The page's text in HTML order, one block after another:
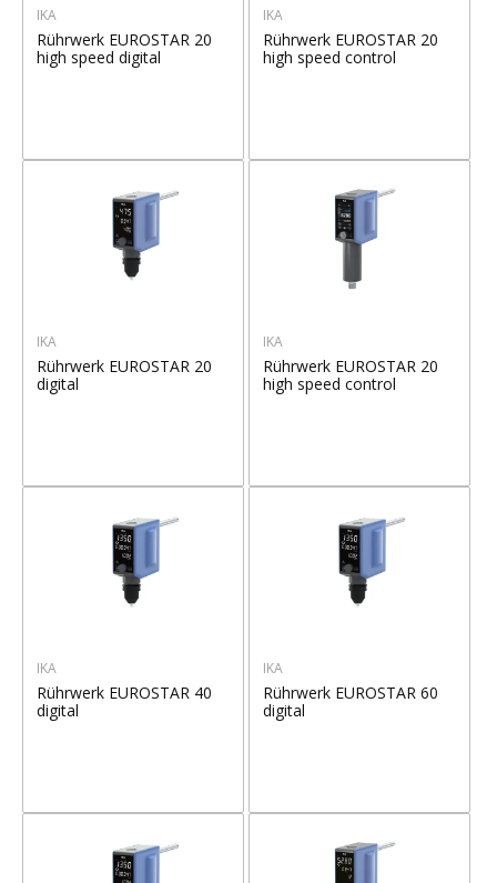
IKA
Rührwerk EUROSTAR 20
high speed digital
IKA
Rührwerk EUROSTAR 20
high speed control
IKA
Rührwerk EUROSTAR 20
digital
IKA
Rührwerk EUROSTAR 20
high speed control
IKA
Rührwerk EUROSTAR 40
digital
IKA
Rührwerk EUROSTAR 60
digital